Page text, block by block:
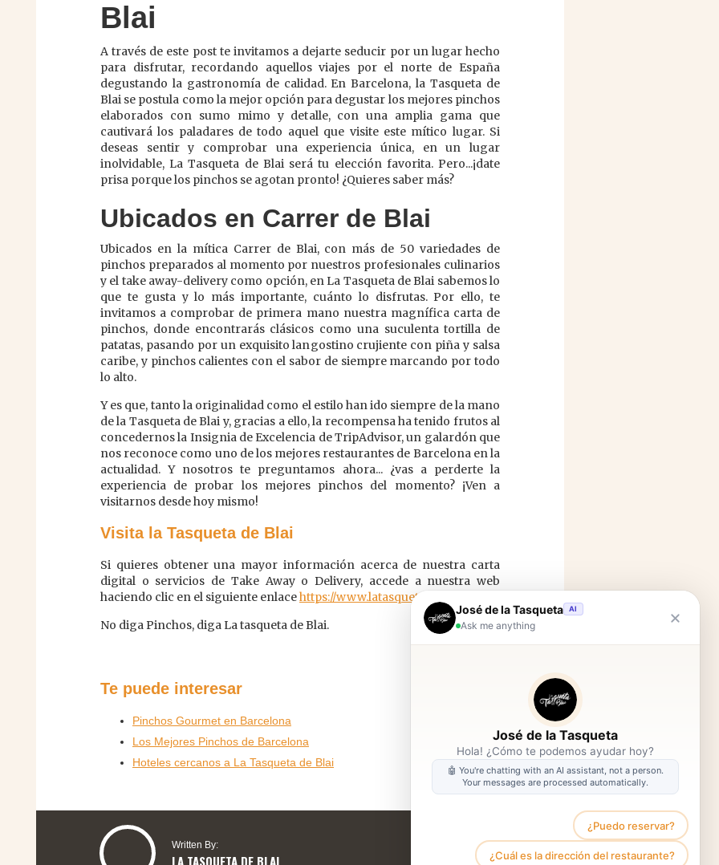
Written By:
LA TASQUETA DE BLAI VOLVER
Blai
A través de este post te invitamos a dejarte seducir por un lugar hecho
para disfrutar, recordando aquellos viajes por el norte de España
degustando la gastronomía de calidad. En Barcelona, la Tasqueta de
Blai se postula como la mejor opción para degustar los mejores pinchos
elaborados con sumo mimo y detalle, con una amplia gama que
cautivará los paladares de todo aquel que visite este mítico lugar. Si
deseas sentir y comprobar una experiencia única, en un lugar
inolvidable, La Tasqueta de Blai será tu elección favorita. Pero...¡date
prisa porque los pinchos se agotan pronto! ¿Quieres saber más?
Ubicados en Carrer de Blai
Ubicados en la mítica Carrer de Blai, con más de 50 variedades de
pinchos preparados al momento por nuestros profesionales culinarios
y el take away-delivery como opción, en La Tasqueta de Blai sabemos lo
que te gusta y lo más importante, cuánto lo disfrutas. Por ello, te
invitamos a comprobar de primera mano nuestra magnífica carta de
pinchos, donde encontrarás clásicos como una suculenta tortilla de
patatas, pasando por un exquisito langostino crujiente con piña y salsa
caribe, y pinchos calientes con el sabor de siempre marcando por todo
lo alto.
Y es que, tanto la originalidad como el estilo han ido siempre de la mano
de la Tasqueta de Blai y, gracias a ello, la recompensa ha tenido frutos al
concedernos la Insignia de Excelencia de TripAdvisor, un galardón que
nos reconoce como uno de los mejores restaurantes de Barcelona en la
actualidad. Y nosotros te preguntamos ahora... ¿vas a perderte la
experiencia de probar los mejores pinchos del momento? ¡Ven a
visitarnos desde hoy mismo!
Visita la Tasqueta de Blai
Si quieres obtener una mayor información acerca de nuestra carta
digital o servicios de Take Away o Delivery, accede a nuestra web
haciendo clic en el siguiente enlacehttps://www.latasquetadeblai.com/
No diga Pinchos, diga La tasqueta de Blai.
Te puede interesar
Pinchos Gourmet en Barcelona
Los Mejores Pinchos de Barcelona
Hoteles cercanos a La Tasqueta de Blai
José de la Tasqueta AI
Ask me anything
José de la Tasqueta
Hola! ¿Cómo te podemos ayudar hoy?
🤖 You're chatting with an AI assistant, not a person.
Your messages are processed automatically.
¿Puedo reservar?
¿Cuál es la dirección del restaurante?